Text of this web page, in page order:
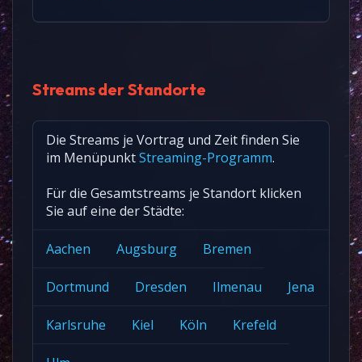
Streams der Standorte
Die Streams je Vortrag und Zeit finden Sie
im MenüpunktStreaming-Programm.
Für die Gesamtstreams je Standort klicken
Sie auf eine der Städte:
Aachen Augsburg Bremen
Dortmund Dresden Ilmenau Jena
Karlsruhe Kiel Köln Krefeld